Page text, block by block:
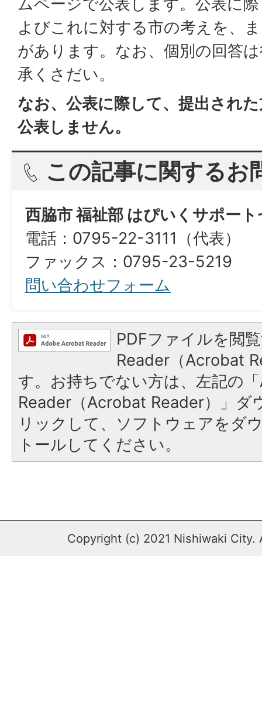
よびこれに対する市の考えを、
があります。なお、個別の回答
承くさだい。
なお、公表に際して、提出され
公表しません。
この記事に関するお
西脇市 福祉部 はぴいくサポー
電話：0795-22-3111（代表）
ファックス：0795-23-5219
問い合わせフォーム
PDFファイルを閲
Reader（Acrobat
す。お持ちでない方は、左記の
Reader（Acrobat Reader）」ダ
リックして、ソフトウェアをダ
トールしてください。
Copyright (c) 2021 Nishiwaki City.